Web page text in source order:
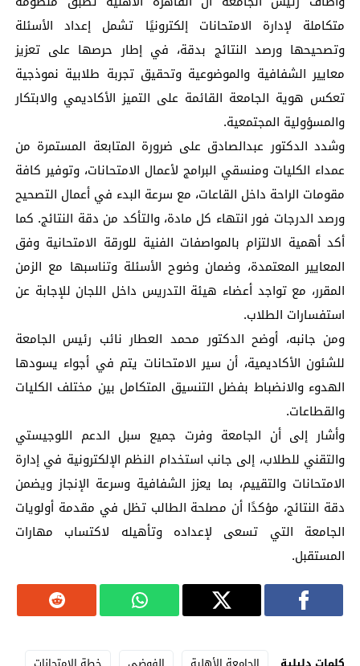
متكاملة لإدارة الامتحانات إلكترونيًا تشمل إعداد الأسئلة
وتصحيحها ورصد النتائج بدقة، في إطار حرصها على تعزيز
معايير الشفافية والموضوعية وتحقيق تجربة طلابية نموذجية
تعكس هوية الجامعة القائمة على التميز الأكاديمي والابتكار
والمسؤولية المجتمعية.
وشدد الدكتور عبدالصادق على ضرورة المتابعة المستمرة من
عمداء الكليات ومنسقي البرامج لأعمال الامتحانات، وتوفير كافة
مقومات الراحة داخل القاعات، مع سرعة البدء في أعمال التصحيح
ورصد الدرجات فور انتهاء كل مادة، والتأكد من دقة النتائج. كما
أكد أهمية الالتزام بالمواصفات الفنية للورقة الامتحانية وفق
المعايير المعتمدة، وضمان وضوح الأسئلة وتناسبها مع الزمن
المقرر، مع تواجد أعضاء هيئة التدريس داخل اللجان للإجابة عن
استفسارات الطلاب.
ومن جانبه، أوضح الدكتور محمد العطار نائب رئيس الجامعة
للشئون الأكاديمية، أن سير الامتحانات يتم في أجواء يسودها
الهدوء والانضباط بفضل التنسيق المتكامل بين مختلف الكليات
والقطاعات.
وأشار إلى أن الجامعة وفرت جميع سبل الدعم اللوجيستي
والتقني للطلاب، إلى جانب استخدام النظم الإلكترونية في إدارة
الامتحانات والتقييم، بما يعزز الشفافية وسرعة الإنجاز ويضمن
دقة النتائج، مؤكدًا أن مصلحة الطالب تظل في مقدمة أولويات
الجامعة التي تسعى لإعداده وتأهيله لاكتساب مهارات
المستقبل.